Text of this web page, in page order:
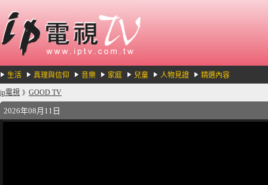
生活 真理與信仰 音樂 家庭 兒童 人物見證 精選內容
ip電視 》 GOOD TV
2026年08月11日